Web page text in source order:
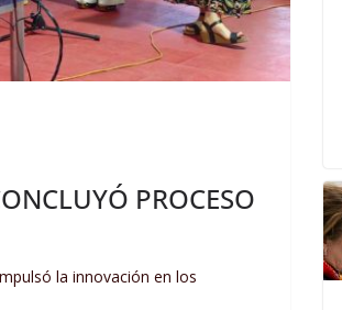
PROCESO
la innovación en los